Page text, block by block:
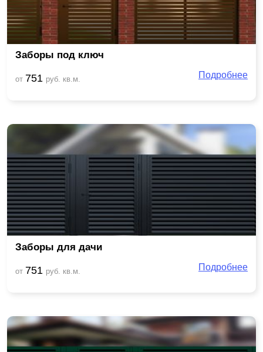
Заборы под ключ
от 751 руб. кв.м. Подробнее
Заборы для дачи
от 751 руб. кв.м. Подробнее